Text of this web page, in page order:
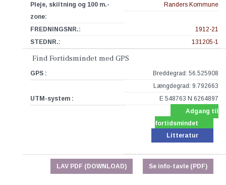
Pleje, skiltning og 100 m.-
zone:
Randers Kommune
FREDNINGSNR.:
1912-21
STEDNR.:
131205-1
Find Fortidsmindet med GPS
GPS :
Breddegrad: 56.525908
Længdegrad: 9.792663
UTM-system :
E 548763 N 6264897
Adgang til
fortidsmindet
Litteratur
Se info-tavle (PDF)
LAV PDF (DOWNLOAD)